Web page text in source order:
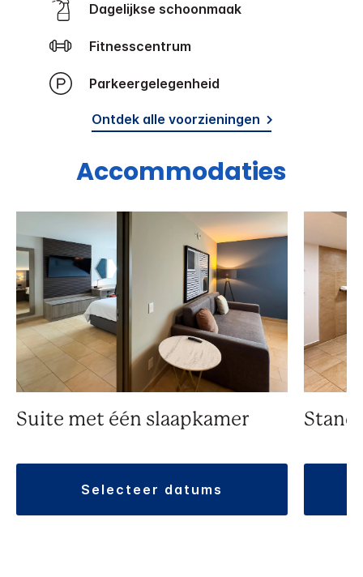
Dagelijkse schoonmaak
Fitnesscentrum
Parkeergelegenheid
Ontdek alle voorzieningen
Accommodaties
Suite met één slaapkamer
selecteer datums